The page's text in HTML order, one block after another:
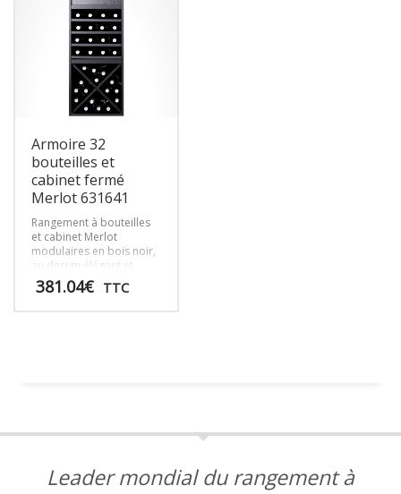
produit
Armoire 32
bouteilles et
cabinet fermé
Merlot 631641
Rangement à bouteilles
et cabinet Merlot
modulaires en bois noir,
au design élégant et
pratique, parfaits pour
organiser et exposer vos
381.04€ TTC
Leader mondial du rangement à